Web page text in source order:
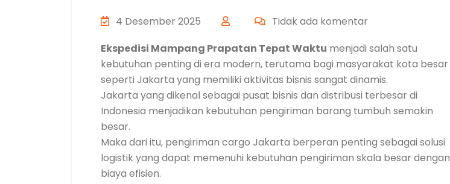
4 Desember 2025
Tidak ada komentar
Ekspedisi Mampang Prapatan Tepat Waktu menjadi salah satu
kebutuhan penting di era modern, terutama bagi masyarakat kota besar
seperti Jakarta yang memiliki aktivitas bisnis sangat dinamis.
Jakarta yang dikenal sebagai pusat bisnis dan distribusi terbesar di
Indonesia menjadikan kebutuhan pengiriman barang tumbuh semakin
besar.
Maka dari itu, pengiriman cargo Jakarta berperan penting sebagai solusi
logistik yang dapat memenuhi kebutuhan pengiriman skala besar dengan
biaya efisien.